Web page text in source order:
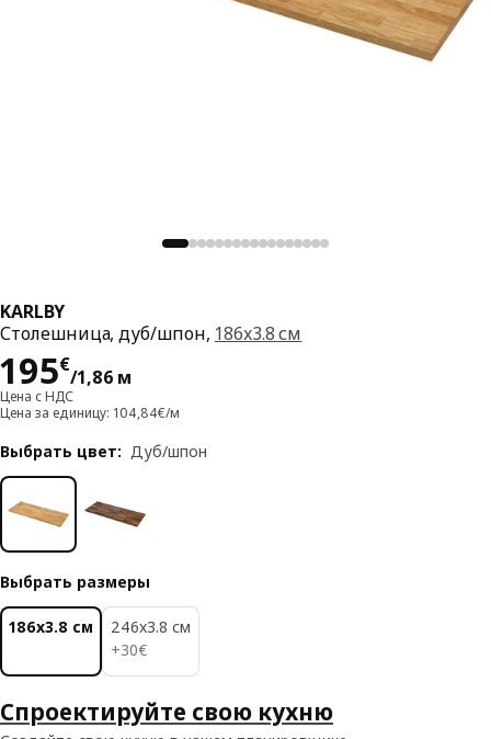
KARLBY
Столешница, дуб/шпон, 186x3.8 см
195€
/1,86 м
Цена 195€/1,86 м
Цена с НДС
Цена за единицу: 104,84€/м
Выбрать цвет: Дуб/шпон
Выбрать размеры
186x3.8 см
246x3.8 см
+30€
30€
Спроектируйте свою кухню